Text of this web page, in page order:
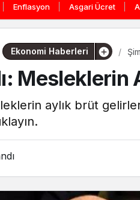
Enflasyon Asgari Ücret
Ekonomi Haberleri
Mesleklerin
aylık brüt